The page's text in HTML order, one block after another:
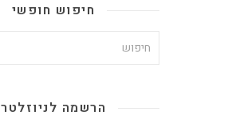
חיפוש חופשי
הרשמה לניוזלטר